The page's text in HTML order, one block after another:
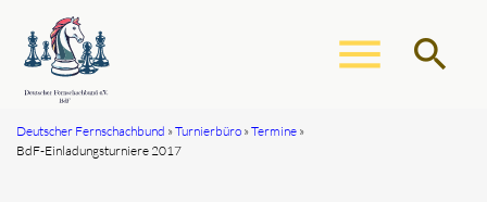
menu search
Suchbegriffe
Deutscher Fernschachbund Turnierbüro Termine
BdF-Einladungsturniere 2017